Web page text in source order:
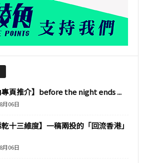
專頁推介】before the night ends ...
月06日
乾十三維度】一稿兩投的「回流香港」
月06日